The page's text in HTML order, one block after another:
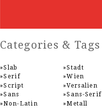
Categories & Tags
Slab
Serif
Script
Sans
Non-Latin
Stadt
Wien
Versalien
Sans-Serif
Metall